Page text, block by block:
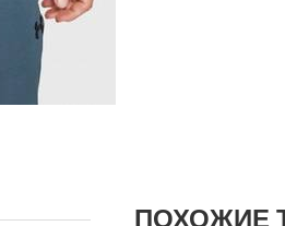
ПОХОЖИЕ